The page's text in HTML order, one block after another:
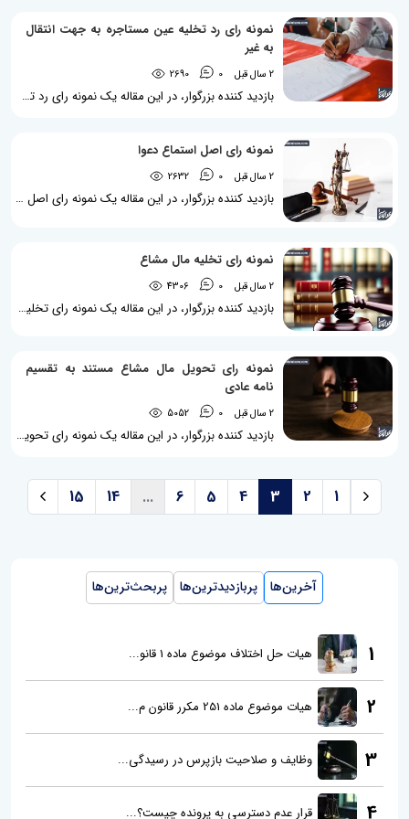
نمونه رای رد تخلیه عین مستاجره به جهت انتقال
به غیر
2 سال قبل 0
2690
بازدید کننده بزرگوار، در این مقاله یک نمونه رای رد تخلیه عین مستاجره به جهت انتقال به غیر برایتان قرار داده ایم تا با نحوه صدور رای در این زمینه آشنا شوید. این نمونه رای که از شعبه دوم دادگاه تجدیدنظر استان کردستان صادر شده است درباره این موضوعات می باشد: انتقال عین مستاجره به غیر، ماده 14 قانون روابط موجر و مستاجر سال ۱۳۵۶، تخلیه به جهت انتقال به غیر، عدم تنفیذ انتقال از سوی مالک، رای رد تخلیه عین مستاجره بیشتر بخوانید: تخلیه به دلیل انتقال به غیر در اماکن تجاری به چه...
نمونه رای اصل استماع دعوا
2 سال قبل 0
2632
بازدید کننده بزرگوار، در این مقاله یک نمونه رای اصل استماع دعوا برایتان قرار داده ایم تا با نحوه صدور رای در این زمینه آشنا شوید. این نمونه رای که از شعبه 19 دادگاه تجدیدنظر استان البرز صادر شده است درباره این موضوعات می باشد: اثبات عقد قرض، مطالبه وجه، تعریف خواسته، رای اصل استماع دعوا مطلب مرتبط: عقد قرض چیست؟ احکام و شرایط آن کدام اند؟ چکیده رای اصل استماع دعوا هر قدر بتوانیم مقدمات خواسته را کم کنیم و به تعبیر رای، «واجب الوجود قضایی» را زودتر احراز کنیم، به اصل استماع دعاوی کمک کرده...
نمونه رای تخلیه مال مشاع
2 سال قبل 0
4306
بازدید کننده بزرگوار، در این مقاله یک نمونه رای تخلیه مال مشاع برایتان قرار داده ایم تا با نحوه صدور رای در این زمینه آشنا شوید. این نمونه رای که از شعبه سوم دادگاه عمومی حقوقی شهرستان ماکو صادر شده است درباره این موضوعات می باشد: تخلیه مال مشاع، تخلیه به جهت تعدی و تفریط، تخلیه ید مستاجر از حصه مشاعی، لزوم طرح دعوای تخلیه از سوی تمام مالکین مشاعی، رای تخلیه مال مشاع مطلب مرتبط: مال مشاع چیست؟ اسباب اشاعه کدام است؟ چکیده رای تخلیه مال مشاع از این حیث که به دلیل ماهیت ویژه...
نمونه رای تحویل مال مشاع مستند به تقسیم
‌نامه عادی
2 سال قبل 0
5052
بازدید کننده بزرگوار، در این مقاله یک نمونه رای تحویل مال مشاع مستند به تقسیم ‌نامه عادی برایتان قرار داده ایم تا با نحوه صدور رای در این زمینه آشنا شوید. این نمونه رای که از شعبه 1 دادگاه تجدیدنظر استان تهران صادر شده است درباره این موضوعات می باشد: تحویل مال مشاع، تقسیم نامه عادی، ماده 47 قانون ثبت، ماده 48 قانون ثبت، دعوای تحویل موضوع تقسیم نامه، رای تحویل مال مشاع مطلب مرتبط: مال مشاع چیست؟ اسباب اشاعه کدام است؟ چکیده رای تحویل مال مشاع چنانچه با تراضی تمامی شرکاء تقسیم ‌نامه نسبت به...
1
2
3
4
5
6
...
14
15
آخرین‌ها پربازدیدترین‌ها پربحث‌ترین‌ها
1 هیات حل اختلاف موضوع ماده 1 قانو...
2 هیات موضوع ماده 251 مکرر قانون م...
3 وظایف و صلاحیت بازپرس در رسیدگی...
4 قرار عدم دسترسی به پرونده چیست؟...